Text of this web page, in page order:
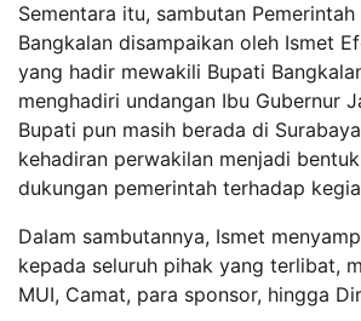
Sementara itu, sambutan
Bangkalan disampaikan oleh Ismet
yang hadir mewakili Bupati
menghadiri undangan Ibu Gubernur
Bupati pun masih berada di
kehadiran perwakilan menjadi
dukungan pemerintah terhadap
Dalam sambutannya, Ismet
kepada seluruh pihak yang terlibat,
MUI, Camat, para sponsor, hingga